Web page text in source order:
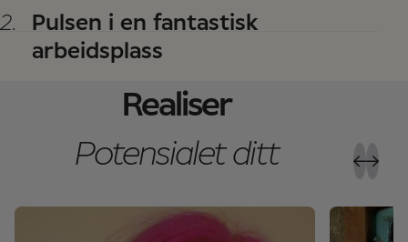
2.
Pulsen i en fantastisk
arbeidsplass
Realiser
Potensialet ditt